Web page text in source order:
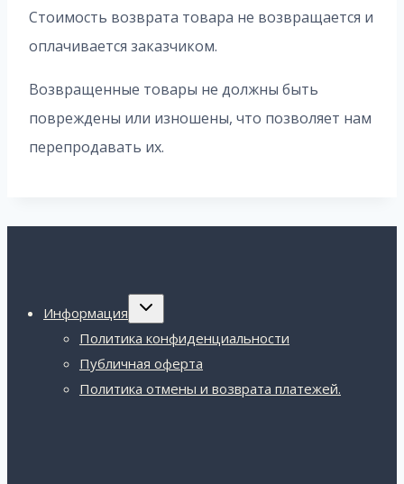
Стоимость возврата товара не возвращается и
оплачивается заказчиком.
Возвращенные товары не должны быть
повреждены или изношены, что позволяет нам
перепродавать их.
Информация
Переключить
дочернее
Политика конфиденциальности
Публичная оферта
Политика отмены и возврата платежей.